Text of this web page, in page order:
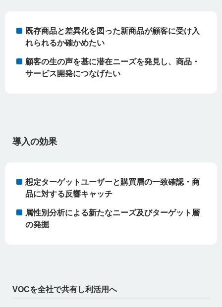
既存商品と差異化を図った新商品が顧客に受け入
れられるか確かめたい
顧客の生の声を基に潜在ニーズを発見し、商品・
サービス開発につなげたい
導入の効果
想定ターゲットユーザーと購買層の一致確認・商
品に対する反響キャッチ
属性別分析による新たなニーズ及びターゲット層
の発掘
VOCを全社で共有し利活用へ